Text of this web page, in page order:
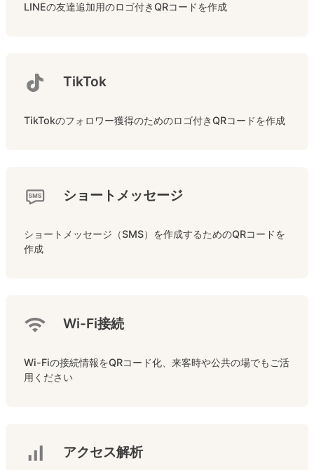
LINEの友達追加用のロゴ付きQRコードを作成
TikTok
TikTokのフォロワー獲得のためのロゴ付きQRコードを作成
ショートメッセージ
ショートメッセージ（SMS）を作成するためのQRコードを
作成
Wi-Fi接続
Wi-Fiの接続情報をQRコード化、来客時や公共の場でもご活
用ください
アクセス解析